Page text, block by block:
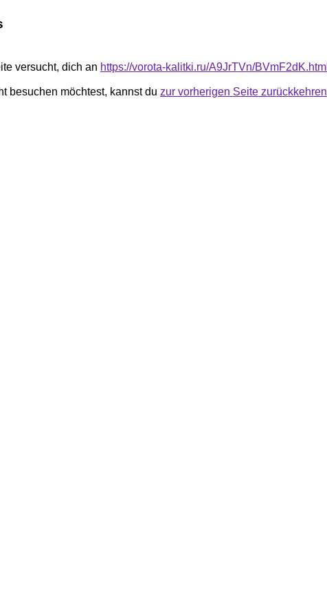
versucht, dich an https://vorota-kalitki.ru/A9JrTVn/BVmF2dK.html
besuchen möchtest, kannst du zur vorherigen Seite zurückkehren